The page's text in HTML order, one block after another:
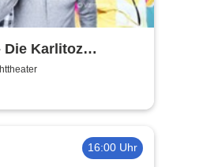
Die Karlitoz
16:00 Uhr